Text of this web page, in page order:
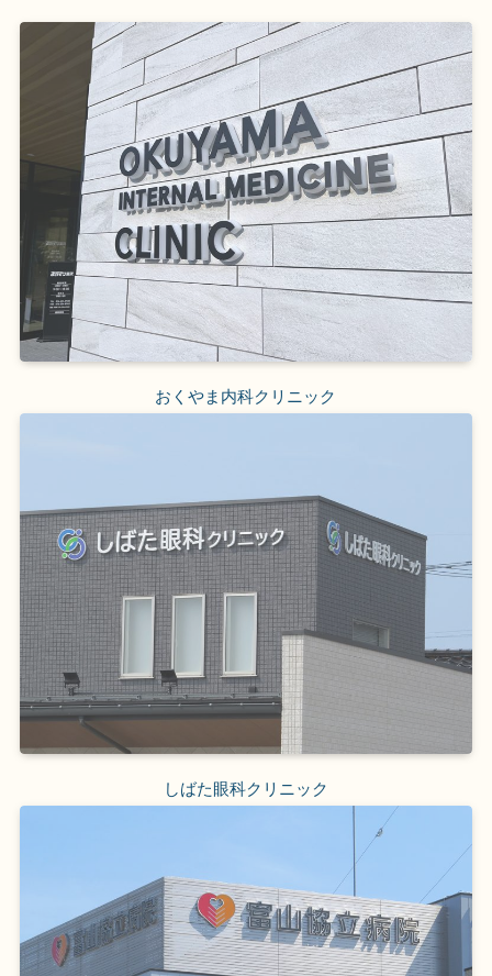
おくやま内科クリニック
しばた眼科クリニック